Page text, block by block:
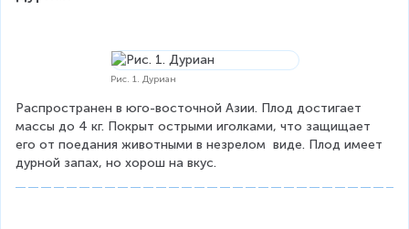
Рис. 1. Дуриан
Распространен в юго-восточной Азии. Плод достигает
массы до 4 кг. Покрыт острыми иголками, что защищает
его от поедания животными в незрелом  виде. Плод имеет
дурной запах, но хорош на вкус.